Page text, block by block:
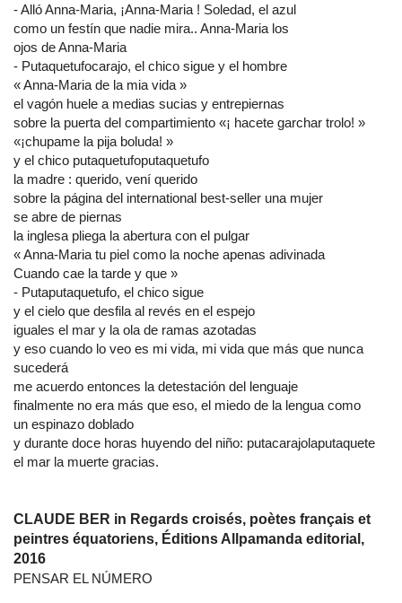
- Alló Anna-Maria, ¡Anna-Maria ! Soledad, el azul
como un festín que nadie mira.. Anna-Maria los
ojos de Anna-Maria
- Putaquetufocarajo, el chico sigue y el hombre
« Anna-Maria de la mia vida »
el vagón huele a medias sucias y entrepiernas
sobre la puerta del compartimiento «¡ hacete garchar trolo! »
«¡chupame la pija boluda! »
y el chico putaquetufoputaquetufo
la madre : querido, vení querido
sobre la página del international best-seller una mujer
se abre de piernas
la inglesa pliega la abertura con el pulgar
« Anna-Maria tu piel como la noche apenas adivinada
Cuando cae la tarde y que »
- Putaputaquetufo, el chico sigue
y el cielo que desfila al revés en el espejo
iguales el mar y la ola de ramas azotadas
y eso cuando lo veo es mi vida, mi vida que más que nunca
sucederá
me acuerdo entonces la detestación del lenguaje
finalmente no era más que eso, el miedo de la lengua como
un espinazo doblado
y durante doce horas huyendo del niño: putacarajolaputaquete
el mar la muerte gracias.
CLAUDE BER in Regards croisés, poètes français et
peintres équatoriens, Éditions Allpamanda editorial,
2016
PENSAR EL NÚMERO